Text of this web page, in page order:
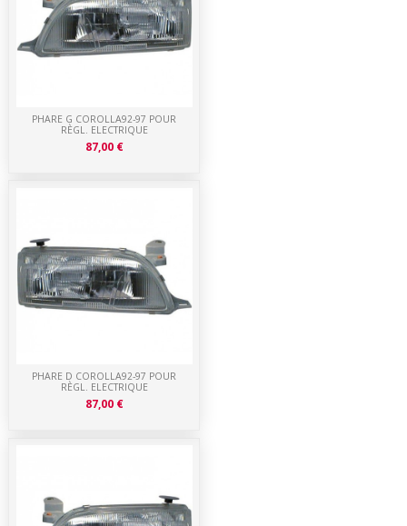
PHARE D COROLLA92-97 POUR
RÈGL. ELECTRIQUE
87,00 €
PHARE G COROLLA92-97 POUR
RÈGL. ELECTRIQUE
87,00 €